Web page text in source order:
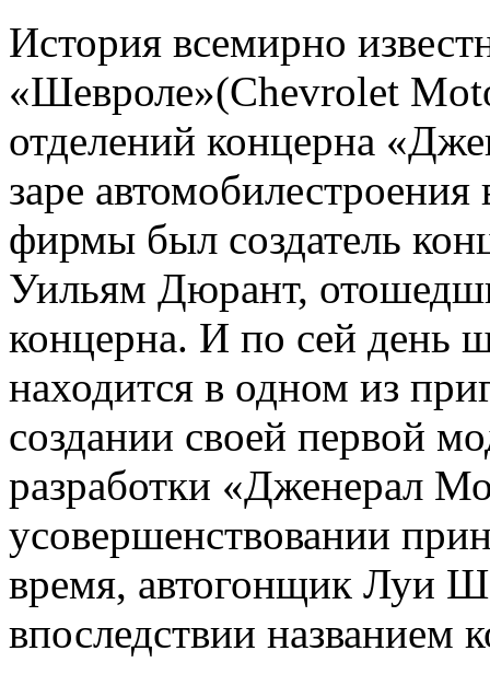
История всемирно
«Шевроле»(Chevrolet
отделений концерна
заре
фирмы был создатель
Уильям Дюрант,
концерна. И по сей день
находится в одном из
создании своей первой
разработки «Дженерал
усовершенствовании
время, автогонщик Луи
впоследствии названием